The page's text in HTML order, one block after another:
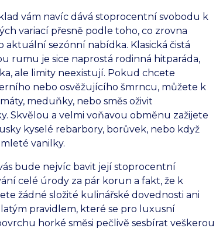
vám navíc dává stoprocentní svobodu k
variací přesně podle toho, co zrovna
aktuální sezónní nabídka. Klasická čistá
rumu je sice naprostá rodinná hitparáda,
ale limity neexistují. Pokud chcete
nebo osvěžujícího šmrncu, můžete k
meduňky, nebo směs oživit
Skvělou a velmi voňavou obměnu zažijete
kyselé rebarbory, borůvek, nebo když
vanilky.
bude nejvíc bavit její stoprocentní
celé úrody za pár korun a fakt, že k
žádné složité kulinářské dovednosti ani
pravidlem, které se pro luxusní
horké směsi pečlivě sesbírat veškerou